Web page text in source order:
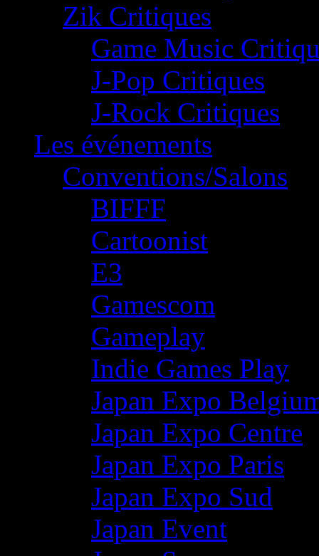
Zik Critiques
Game Music
J-Pop Critiques
J-Rock Critiques
Les événements
Conventions/Salons
BIFFF
Cartoonist
E3
Gamescom
Gameplay
Indie Games Play
Japan Expo
Japan Expo Centre
Japan Expo Paris
Japan Expo Sud
Japan Event